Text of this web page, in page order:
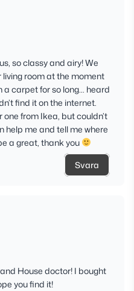
so classy and airy! We
room at the moment
a carpet for so long… heard
find it on the internet.
from Ikea, but couldn’t
help me and tell me where
a great, thank you
Svara
House doctor! I bought
you find it!